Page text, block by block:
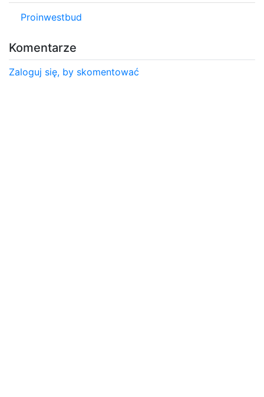
Proinwestbud
Komentarze
Zaloguj się, by skomentować